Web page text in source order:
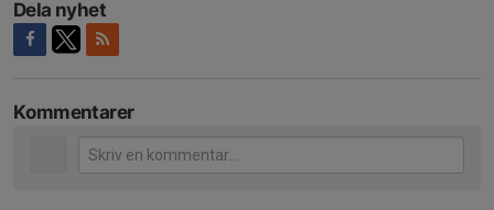
Dela nyhet
Kommentarer